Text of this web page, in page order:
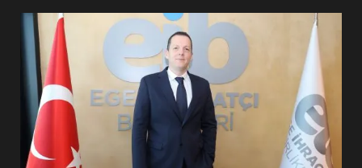
5
UZATILDI: NE DEĞİŞTİ?
6
BURHANİYE SATRANÇ
TURNUVASI KAYITLARI NEYİ
DEĞİŞTİRİYOR?